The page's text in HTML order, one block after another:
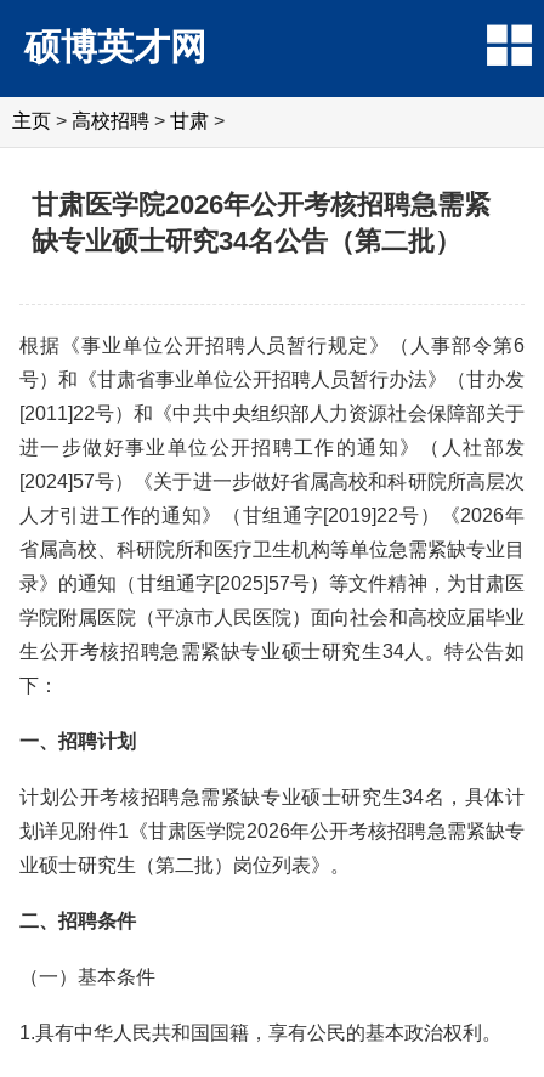
硕博英才网
主页 > 高校招聘 > 甘肃 >
甘肃医学院2026年公开考核招聘急需紧
缺专业硕士研究34名公告（第二批）
根据《事业单位公开招聘人员暂行规定》（人事部令第6
号）和《甘肃省事业单位公开招聘人员暂行办法》（甘办发
[2011]22号）和《中共中央组织部人力资源社会保障部关于
进一步做好事业单位公开招聘工作的通知》（人社部发
[2024]57号）《关于进一步做好省属高校和科研院所高层次
人才引进工作的通知》（甘组通字[2019]22号）《2026年
省属高校、科研院所和医疗卫生机构等单位急需紧缺专业目
录》的通知（甘组通字[2025]57号）等文件精神，为甘肃医
学院附属医院（平凉市人民医院）面向社会和高校应届毕业
生公开考核招聘急需紧缺专业硕士研究生34人。特公告如
下：
一、招聘计划
计划公开考核招聘急需紧缺专业硕士研究生34名，具体计
划详见附件1《甘肃医学院2026年公开考核招聘急需紧缺专
业硕士研究生（第二批）岗位列表》。
二、招聘条件
（一）基本条件
1.具有中华人民共和国国籍，享有公民的基本政治权利。